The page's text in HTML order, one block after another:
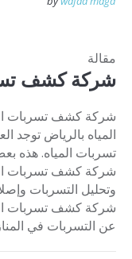
مقالة
شركة كشف
شركة كشف تسربات
المياه بالرياض
تسربات المياه. هذه
شركة كشف تسربات
وتحليل التسربات
شركة كشف تسربات
عن التسربات في